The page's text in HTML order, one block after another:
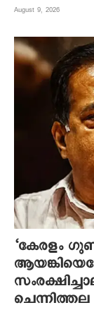
August 9, 2026
‘കേരളം
ചെന്നിത്തല